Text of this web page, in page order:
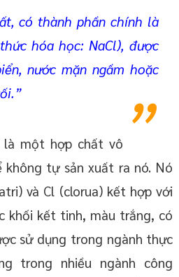
có thành phần chính là
hóa học: NaCl), được
nước mặn ngầm hoặc
là một hợp chất vô
tự sản xuất ra nó. Nó
và Cl (clorua) kết hợp với
khối kết tinh, màu trắng, có
sử dụng trong ngành thực
trong nhiều ngành công